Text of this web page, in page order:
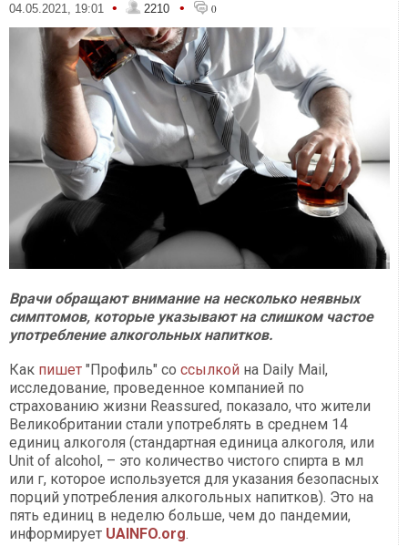
04.05.2021, 19:01 • 2210 • 0
Врачи обращают внимание на несколько неявных
симптомов, которые указывают на слишком частое
употребление алкогольных напитков.
Как пишет "Профиль" со ссылкой на Daily Mail,
исследование, проведенное компанией по
страхованию жизни Reassured, показало, что жители
Великобритании стали употреблять в среднем 14
единиц алкоголя (стандартная единица алкоголя, или
Unit of alcohol, – это количество чистого спирта в мл
или г, которое используется для указания безопасных
порций употребления алкогольных напитков). Это на
пять единиц в неделю больше, чем до пандемии,
информирует UAINFO.org.